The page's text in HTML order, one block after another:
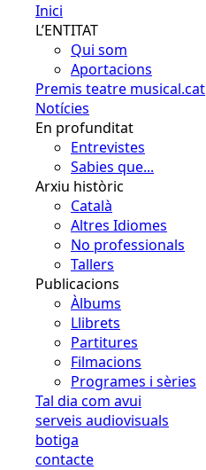
Inici
L’ENTITAT
Qui som
Aportacions
Premis teatre musical.cat
Notícies
En profunditat
Entrevistes
Sabies que...
Arxiu històric
Català
Altres Idiomes
No professionals
Tallers
Publicacions
Àlbums
Llibrets
Partitures
Filmacions
Programes i sèries
Tal dia com avui
serveis audiovisuals
botiga
contacte